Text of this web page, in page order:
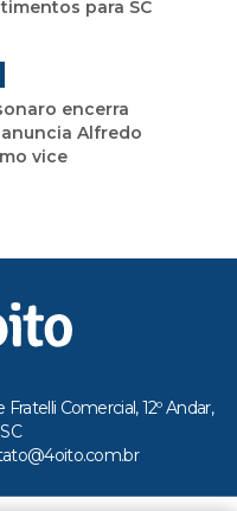
para SC
encerra
Alfredo
vice
Comercial, 12º Andar,